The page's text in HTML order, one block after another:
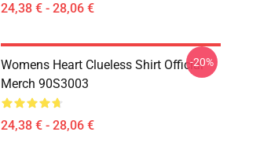
24,38 € - 28,06 €
Womens Heart Clueless Shirt Official
Merch 90S3003
24,38 € - 28,06 €
-20%